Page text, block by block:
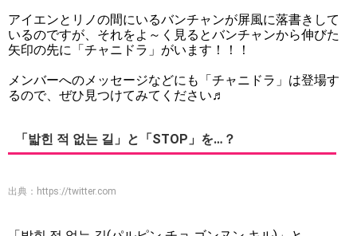
アイエンとリノの間にいるバンチャンが屏風に落書きして
いるのですが、それをよ～く見るとバンチャンから伸びた
矢印の先に「チャニドラ」がいます！！！
メンバーへのメッセージなどにも「チャニドラ」は登場す
るので、ぜひ見つけてみてください♬
「밟힌 적 없는 길」と「STOP」を…？
出典： https://twitter.com